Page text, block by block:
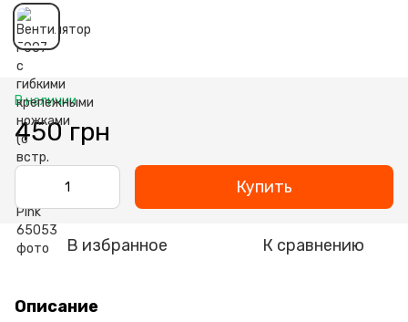
В наличии
450 грн
Купить
В избранное К сравнению
Описание